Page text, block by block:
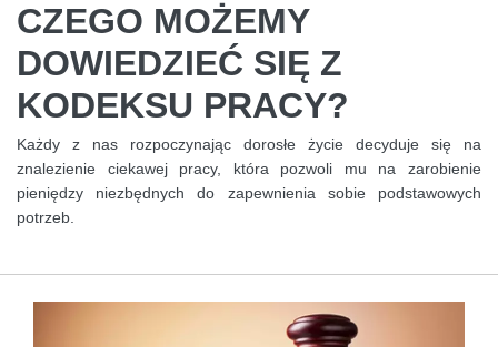
CZEGO MOŻEMY
DOWIEDZIEĆ SIĘ Z
KODEKSU PRACY?
Każdy z nas rozpoczynając dorosłe życie decyduje się na
znalezienie ciekawej pracy, która pozwoli mu na zarobienie
pieniędzy niezbędnych do zapewnienia sobie podstawowych
potrzeb.